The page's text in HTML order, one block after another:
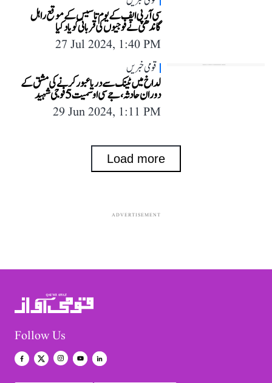
سی آر پی ایف کے یوم تاسیس کے موقع راہل
گاندھی نے فوجیوں کی قربانی کو یاد کیا
27 Jul 2024, 1:40 PM
قومی خبریں
لداخ میں ٹینک سے دریا عبور کرنے کی مشق کے
دوران حادثہ، جے سی او سمیت 5 فوجی شہید
29 Jun 2024, 1:11 PM
Load more
ADVERTISEMENT
Follow Us